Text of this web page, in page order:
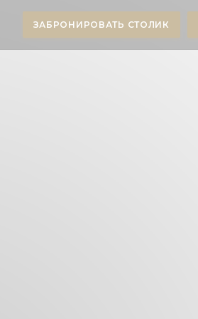
ЗАБРОНИРОВАТЬ СТОЛИК